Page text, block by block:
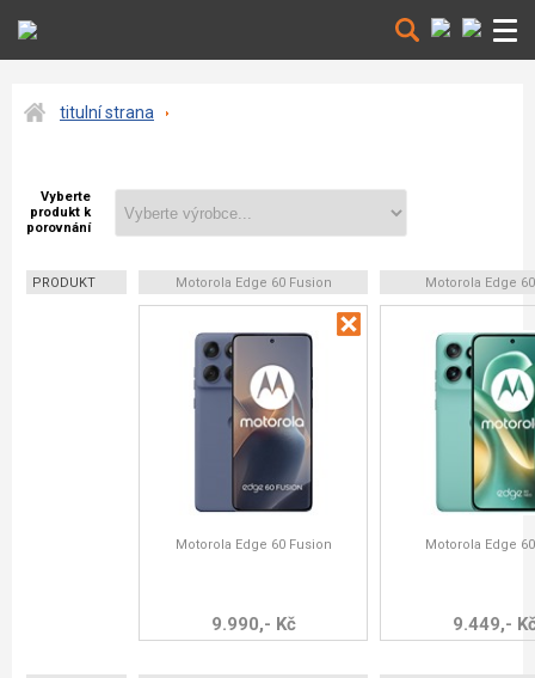
titulní strana
Vyberte
produkt k
porovnání
PRODUKT Motorola Edge 60 Fusion Motorola Edge
Motorola Edge 60 Fusion
9.990,- Kč
Motorola Edge
9.449,-